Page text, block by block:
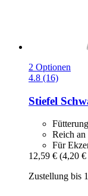
2 Optionen
4.8 (16)
Stiefel
Reich an
Für
12,59 € (4,20
Zustellung bis